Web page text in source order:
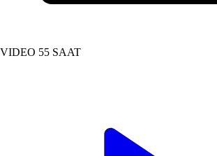
VIDEO 55 SAAT